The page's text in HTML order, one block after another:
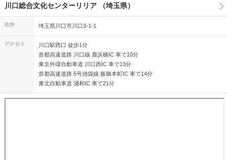
川口総合文化センターリリア （埼玉県）
住所 埼玉県川口市川口3-1-1
アクセス
川口駅西口 徒歩1分
首都高速道路 川口線 鹿浜橋IC 車で10分
東京外環自動車道 川口西IC 車で13分
首都高速道路 5号池袋線 板橋本町IC 車で14分
東北自動車道 浦和IC 車で21分